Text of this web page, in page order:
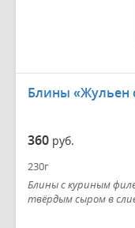
Блины «Жульен
360 руб.
230г
Блины с куриным
твёрдым сыром в